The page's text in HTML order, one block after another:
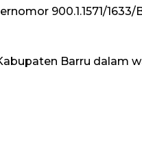
900.1.1571/
Barru dalam